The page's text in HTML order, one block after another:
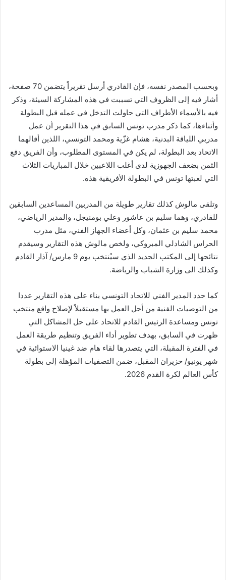
وبحسب المصدر نفسه، فإن القادري أرسل تقريراً يتضمن 70 صفحة،
أشار فيه إلى الظروف التي تسببت في هذه المشاركة السيئة، وذكر
فيه بالأسماء الأطراف التي حاولت التدخل في عمله قبل البطولة
وأثناءها، كما ذكر مدرب تونس السابق في هذا التقرير أن عمل
مدربي اللياقة البدنية، هشام غزّية ومحمد التونسي، اللذين أقالهما
الاتحاد بعد البطولة، لم يكن في المستوى المطلوب، وأن الفريق دفع
الثمن بضعف الجهوزية لدى أغلب اللاعبين خلال المباريات الثلاث
التي لعبتها تونس في البطولة الأفريقية هذه.
وتلقى مالوش كذلك تقارير طويلة من المدربين المساعدين السابقين
للقادري، وهما سليم بن عاشور وعلي بومنيجل، والمدير الرياضي،
محمد سليم بن عثمان، وكل أعضاء الجهاز الفني، مثل مدرب
الحراس الشادلي المبروكي، ولخص مالوش هذه التقارير وسيقدم
نتائجها إلى المكتب الجديد الذي سيُنتخب يوم 9 مارس/ آذار القادم
وكذلك الى وزارة الشباب والرياضة.
كما حدد المدير الفني للاتحاد التونسي بناء على هذه التقارير عددا
من التوصيات الفنية من أجل العمل بها مستقبلاً لإصلاح واقع منتخب
تونس ومساعدة الرئيس القادم للاتحاد على حل المشاكل التي
ظهرت في السابق، بهدف تطوير أداء الفريق وتنظيم طريقة العمل
في الفترة المقبلة، التي يتصدرها لقاء هام ضد غينيا الاستوائية في
شهر يونيو/ حزيران المقبل، ضمن التصفيات المؤهلة إلى بطولة
كأس العالم لكرة القدم 2026.